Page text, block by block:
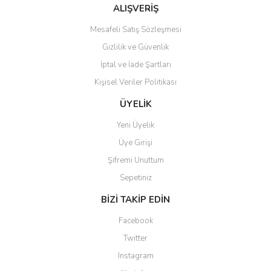
Bu ürüne benzer farklı alternatifler olmalı.
Gönder
ALIŞVERİŞ
Mesafeli Satış Sözleşmesi
Gizlilik ve Güvenlik
İptal ve İade Şartları
Kişisel Veriler Politikası
ÜYELİK
Yeni Üyelik
Üye Girişi
Şifremi Unuttum
Sepetiniz
BİZİ TAKİP EDİN
Facebook
Twitter
Instagram